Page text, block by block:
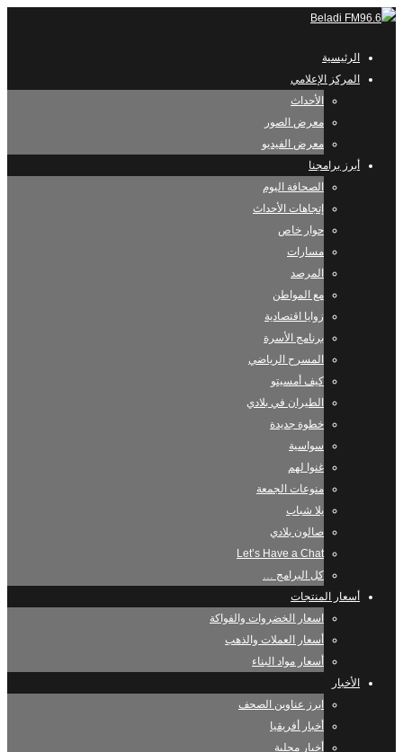
الرئيسية
المركز الإعلامي
الأحداث
معرض الصور
معرض الفيديو
أبرز برامجنا
الصحافة اليوم
إتجاهات الأحداث
حوار خاص
مسارات
المرصد
مع المواطن
زوايا اقتصادية
برنامج الأسرة
المسرح الرياضي
كيف أمسيتو
الطيران في بلادي
خطوة جديدة
سواسية
غنوا لهم
منوعات الجمعة
يلا شباب
صالون بلادي
Let’s Have a Chat
كل البرامج …
أسعار المنتجات
اسعار الخضروات والفواكة
أسعار العملات والذهب
أسعار مواد البناء
الأخبار
ابرز عناوين الصحف
أخبار أفريقيا
أخبار محلية